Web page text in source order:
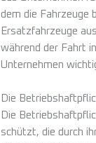
dem die Fahrzeuge
Ersatzfahrzeuge
während der Fahrt
Unternehmen
Die
Die
schützt, die durch